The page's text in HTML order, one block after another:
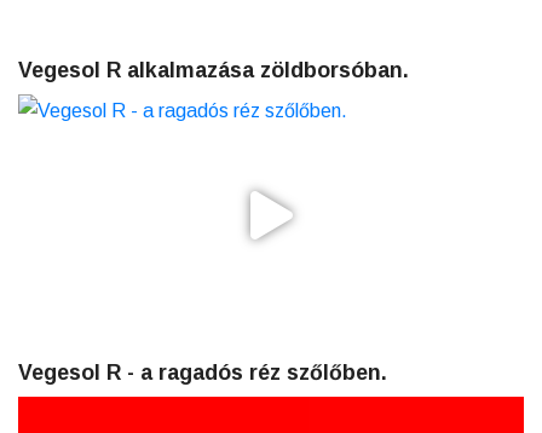
Vegesol R alkalmazása zöldborsóban.
Vegesol R - a ragadós réz szőlőben.